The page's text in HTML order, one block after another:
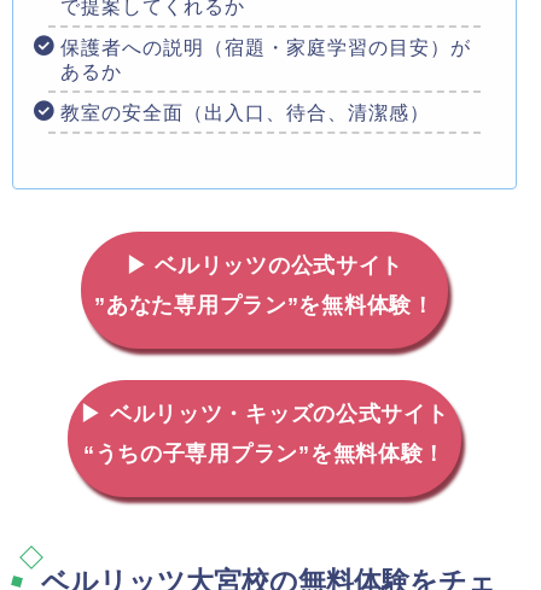
で提案してくれるか
保護者への説明（宿題・家庭学習の目安）が
あるか
教室の安全面（出入口、待合、清潔感）
▶ ベルリッツの公式サイト
”あなた専用プラン”を無料体験！
▶ ベルリッツ・キッズの公式サイト
“うちの子専用プラン”を無料体験！
ベルリッツ大宮校の無料体験をチェ